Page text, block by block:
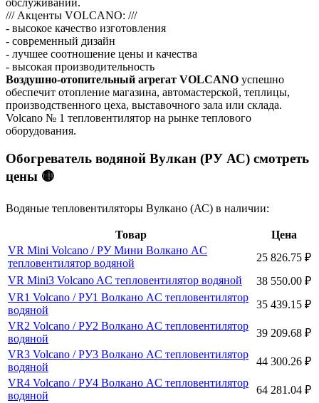
/// Акценты VOLCANO: ///
- высокое качество изготовления
- современный дизайн
- лучшее соотношение цены и качества
- высокая производительность
Воздушно-отопительный агрегат VOLCANO успешно
обеспечит отопление магазина, автомастерской, теплицы,
производственного цеха, выставочного зала или склада.
Volcano № 1 тепловентилятор на рынке теплового
оборудования.
Обогреватель водяной Вулкан (РУ АС) смотреть
цены 🟡
Водяные тепловентиляторы Вулкано (АС) в наличии:
Товар
Цена
VR Mini Volcano / РУ Мини Волкано AC
тепловентилятор водяной
25 826.75 ₽
VR Mini3 Volcano AC тепловентилятор водяной
38 550.00 ₽
VR1 Volcano / РУ1 Волкано AC тепловентилятор
водяной
35 439.15 ₽
VR2 Volcano / РУ2 Волкано AC тепловентилятор
водяной
39 209.68 ₽
VR3 Volcano / РУ3 Волкано AC тепловентилятор
водяной
44 300.26 ₽
VR4 Volcano / РУ4 Волкано AC тепловентилятор
водяной
64 281.04 ₽